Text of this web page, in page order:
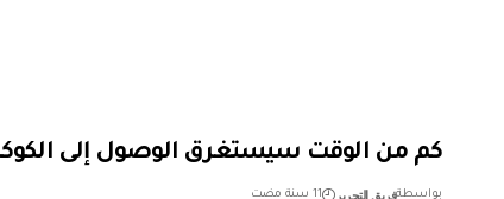
كم من الوقت سيستغرق الوصول إلى
بواسطةفريق التحرير 11 سنة مضت